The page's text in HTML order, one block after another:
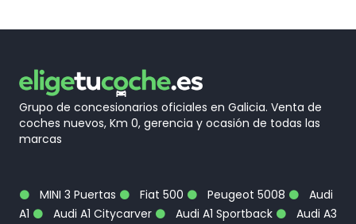
Grupo de concesionarios oficiales en Galicia. Venta de
coches nuevos, Km 0, gerencia y ocasión de todas las
marcas
MINI 3 Puertas Fiat 500 Peugeot 5008
Audi
A1
Audi A1 Citycarver Audi A1 Sportback
Audi A3